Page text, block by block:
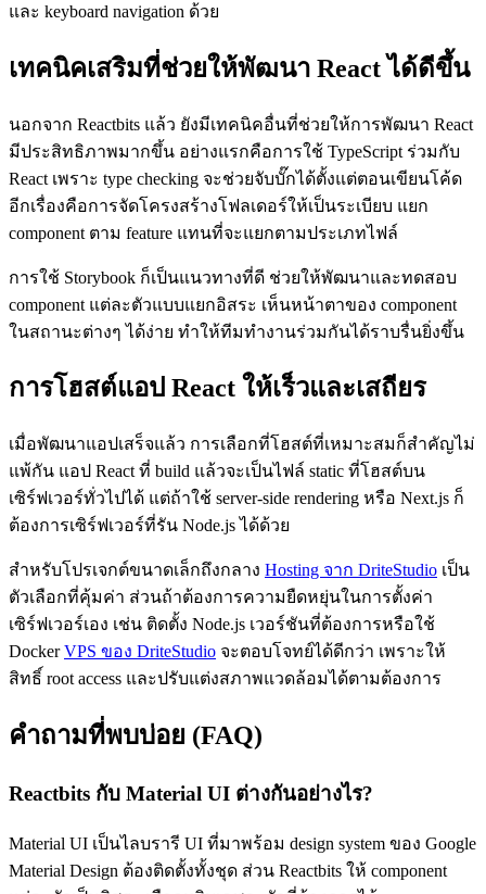
และ keyboard navigation ด้วย
เทคนิคเสริมที่ช่วยให้พัฒนา React ได้ดีขึ้น
นอกจาก Reactbits แล้ว ยังมีเทคนิคอื่นที่ช่วยให้การพัฒนา React
มีประสิทธิภาพมากขึ้น อย่างแรกคือการใช้ TypeScript ร่วมกับ
React เพราะ type checking จะช่วยจับบั๊กได้ตั้งแต่ตอนเขียนโค้ด
อีกเรื่องคือการจัดโครงสร้างโฟลเดอร์ให้เป็นระเบียบ แยก
component ตาม feature แทนที่จะแยกตามประเภทไฟล์
การใช้ Storybook ก็เป็นแนวทางที่ดี ช่วยให้พัฒนาและทดสอบ
component แต่ละตัวแบบแยกอิสระ เห็นหน้าตาของ component
ในสถานะต่างๆ ได้ง่าย ทำให้ทีมทำงานร่วมกันได้ราบรื่นยิ่งขึ้น
การโฮสต์แอป React ให้เร็วและเสถียร
เมื่อพัฒนาแอปเสร็จแล้ว การเลือกที่โฮสต์ที่เหมาะสมก็สำคัญไม่
แพ้กัน แอป React ที่ build แล้วจะเป็นไฟล์ static ที่โฮสต์บน
เซิร์ฟเวอร์ทั่วไปได้ แต่ถ้าใช้ server-side rendering หรือ Next.js ก็
ต้องการเซิร์ฟเวอร์ที่รัน Node.js ได้ด้วย
สำหรับโปรเจกต์ขนาดเล็กถึงกลาง Hosting จาก DriteStudio เป็น
ตัวเลือกที่คุ้มค่า ส่วนถ้าต้องการความยืดหยุ่นในการตั้งค่า
เซิร์ฟเวอร์เอง เช่น ติดตั้ง Node.js เวอร์ชันที่ต้องการหรือใช้
DockerVPS ของ DriteStudio จะตอบโจทย์ได้ดีกว่า เพราะให้
สิทธิ์ root access และปรับแต่งสภาพแวดล้อมได้ตามต้องการ
คำถามที่พบบ่อย (FAQ)
Reactbits กับ Material UI ต่างกันอย่างไร?
Material UI เป็นไลบรารี UI ที่มาพร้อม design system ของ Google
Material Design ต้องติดตั้งทั้งชุด ส่วน Reactbits ให้ component